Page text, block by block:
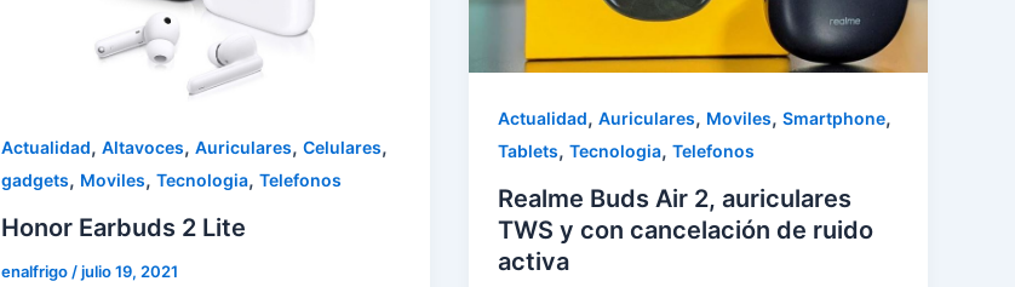
Actualidad, Altavoces, Auriculares, Celulares,
gadgets, Moviles, Tecnologia, Telefonos
Honor Earbuds 2 Lite
enalfrigo /julio 19, 2021
Actualidad,Auriculares, Moviles,Smartphone,
Tablets,Tecnologia,Telefonos
Realme Buds Air 2, auriculares
TWS y con cancelación de ruido
activa